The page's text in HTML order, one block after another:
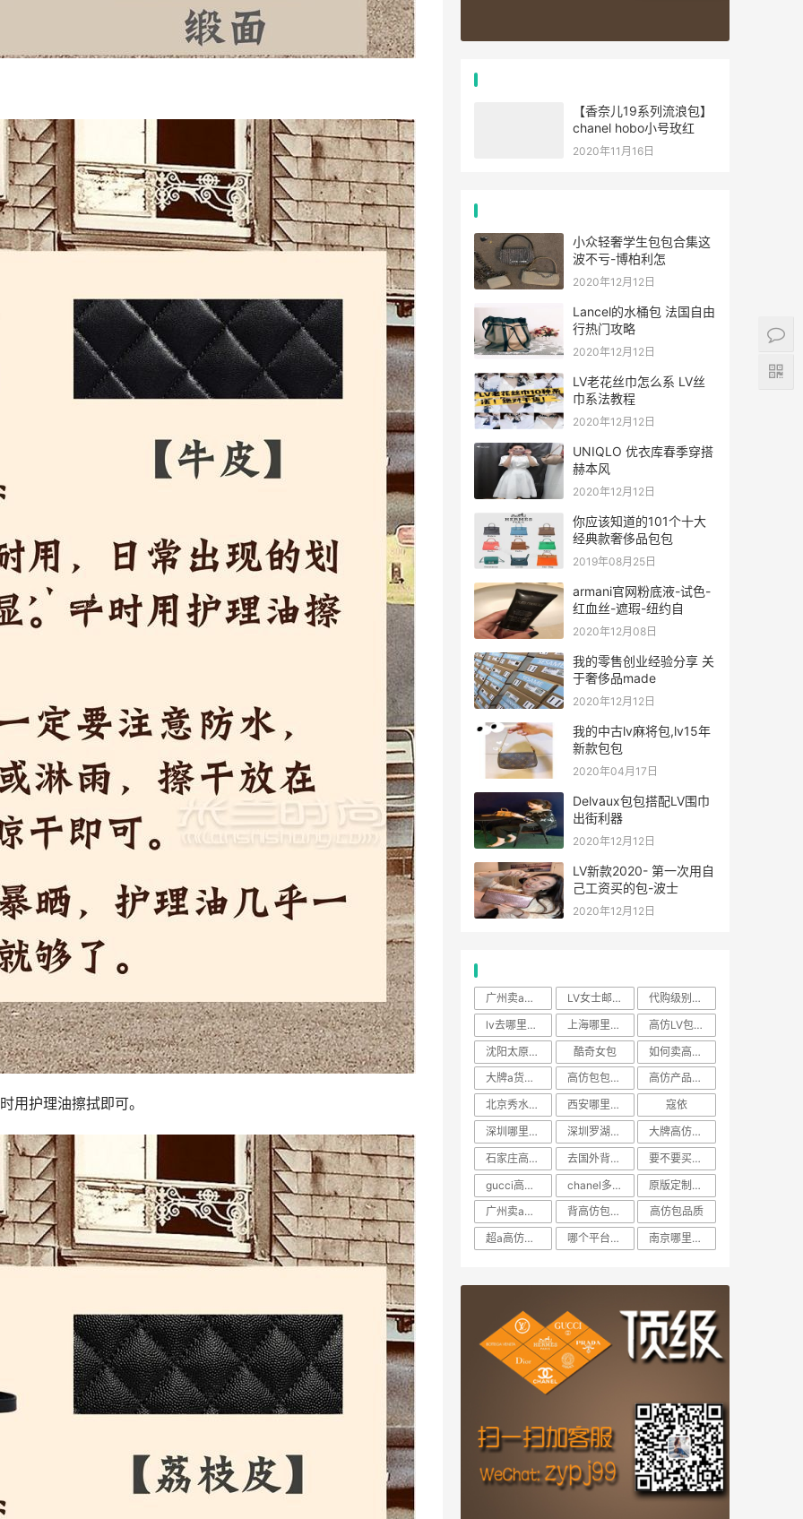
用护理油擦拭即可。
【香奈儿19系列流浪包】
chanel hobo小号玫红
2020年11月16日
小众轻奢学生包包合集这
波不亏-博柏利怎
2020年12月12日
Lancel的水桶包 法国自由
行热门攻略
2020年12月12日
LV老花丝巾怎么系 LV丝
巾系法教程
2020年12月12日
UNIQLO 优衣库春季穿搭
赫本风
2020年12月12日
你应该知道的101个十大
经典款奢侈品包包
2019年08月25日
armani官网粉底液-试色-
红血丝-遮瑕-纽约自
2020年12月08日
我的零售创业经验分享 关
于奢侈品made
2020年12月12日
我的中古lv麻将包,lv15年
新款包包
2020年04月17日
Delvaux包包搭配LV围巾
出街利器
2020年12月12日
LV新款2020- 第一次用自
己工资买的包-波士
2020年12月12日
广州卖a货包包的地方在哪 LV女士邮差包
代购级别跟原单差别
lv去哪里买比较好
上海哪里有卖a货的地方
高仿LV包包哪里买
沈阳太原街哪里卖大牌包
酷奇女包
如何卖高仿包包
大牌a货在哪里买
高仿包包和正版容易看出来
高仿产品在哪里买
北京秀水街高仿包包a货价
西安哪里有卖高仿奢侈品
寇依
深圳哪里卖高仿包包
深圳罗湖商业城哪家卖a货
大牌高仿包在哪里可以买
石家庄高仿包包哪里有卖
去国外背高仿包可以吗
要不要买高仿包包
gucci高仿包包与正品
chanel多少钱
原版定制和原单的区别
广州卖a货包包的地方在哪
背高仿包可耻吗
高仿包品质
超a高仿包包价格
哪个平台可以买高仿奢侈品 南京哪里有卖高仿的奢侈品